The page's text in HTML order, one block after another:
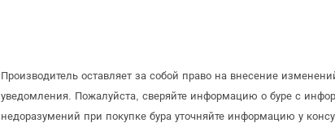
Производитель оставляет за собой право на внесение
уведомления. Пожалуйста, сверяйте информацию о буре с
недоразумений при покупке бура уточняйте информацию у